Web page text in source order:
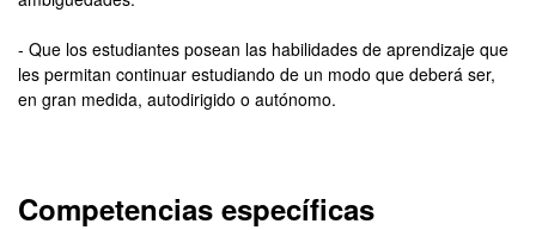
- Que los estudiantes posean las habilidades de aprendizaje que
les permitan continuar estudiando de un modo que deberá ser,
en gran medida, autodirigido o autónomo.
Competencias específicas